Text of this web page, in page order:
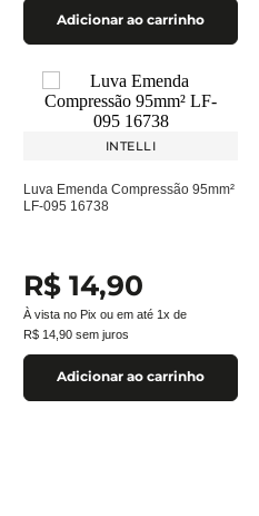
Adicionar ao carrinho
INTELLI
Luva Emenda Compressão 95mm²
LF-095 16738
R$ 14,90
À vista no Pix ou em até 1x de
R$ 14 90 sem juros
Adicionar ao carrinho